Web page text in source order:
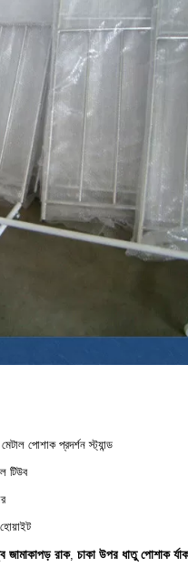
পোশাক প্রদর্শন স্ট্যান্ড
টিউব
জামাকাপড় রাক, চাকা উপর ধাতু পোশাক র্যাক